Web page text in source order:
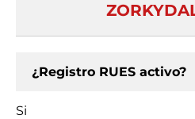
¿Registro RUES activo?
Si